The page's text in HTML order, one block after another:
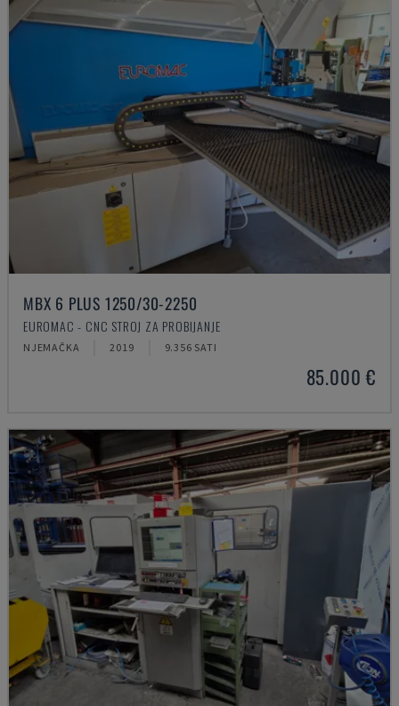
MBX 6 PLUS 1250/30-2250
EUROMAC - CNC STROJ ZA PROBIJANJE
NJEMAČKA 2019 9.356 SATI
85.000 €